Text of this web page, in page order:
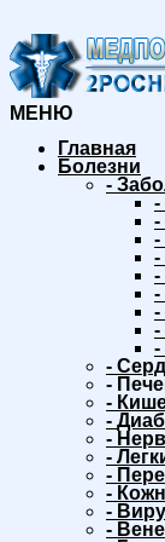
МЕНЮ
Главная
Болезни
-
-
-
-
-
-
-
-
-
-
-
-
-
-
-
-
-
-
-
-